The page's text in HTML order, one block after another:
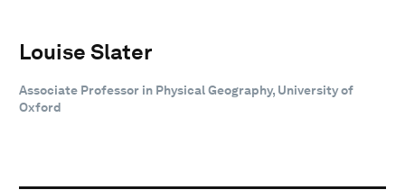
Louise Slater
Associate Professor in Physical Geography, University of
Oxford